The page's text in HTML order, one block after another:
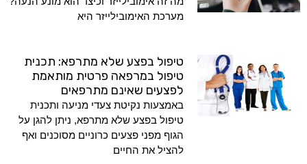
מערכת האימובילייזר היא
טיפול בפצע שלא מתרפא: תכנית
טיפול במרפאה פרטית מותאמת
לפצעים שאינם מתרפאים
באמצעות נקיטת צעדי מניעה ותכנית
טיפול בפצע שלא מתרפא, ניתן להגן על
הגוף מפני פצעים כרוניים מסוכנים ואף
להציל את החיים